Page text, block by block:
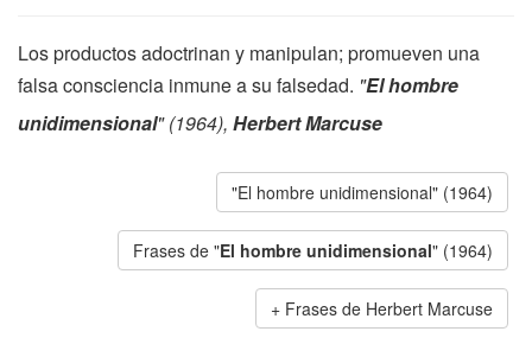
Los productos adoctrinan y manipulan; promueven una
falsa consciencia inmune a su falsedad. "El hombre
unidimensional" (1964), Herbert Marcuse
"El hombre unidimensional" (1964)
Frases de "El hombre unidimensional" (1964)
Frases de Herbert Marcuse